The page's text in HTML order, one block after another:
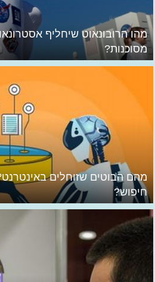
מהו הרובונאוט שיחליף
מסוכנות?
מהם הבוטים שזוחלים
חיפוש?